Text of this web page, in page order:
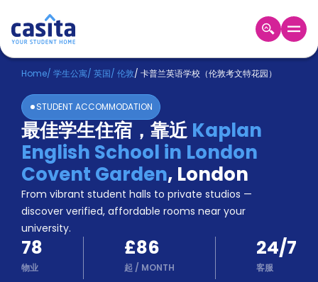
Home ZH GBP
登
入
Booking
Accommodation
About
us
Blog
Refer
And
Earn
Become
A
Partner
Home/ 学生公寓/ 英国/ 伦敦/ 卡普兰英语学校（伦敦考文特花园）
STUDENT ACCOMMODATION
最佳学生住宿，靠近Kaplan
English School in London
Covent Garden, London
From vibrant student halls to private studios —
discover verified, affordable rooms near your
university.
78
物业
£86
起 / MONTH
24/7
客服